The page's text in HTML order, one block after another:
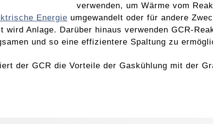
verwenden, um Wärme vom
Energie umgewandelt oder für andere
wird Anlage. Darüber hinaus verwenden GCR-
und so eine effizientere Spaltung zu
der GCR die Vorteile der Gaskühlung mit der